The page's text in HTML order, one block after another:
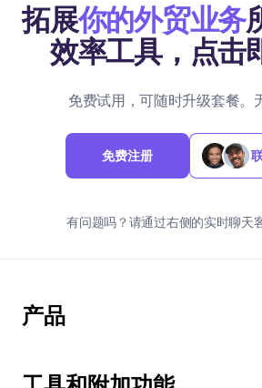
拓展你的外贸业务
效率工具，点击
免费试用，可随时升级套餐。
免费注册
有问题吗？请通过右侧的实时聊天
产品